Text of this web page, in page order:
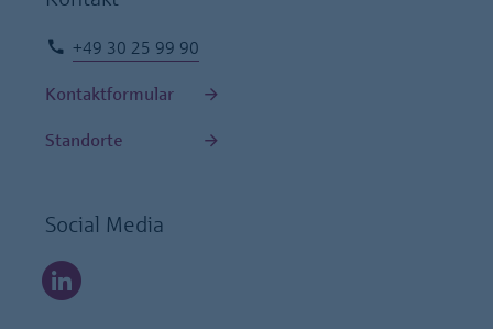
+49 30 25 99 90
Kontaktformular
Standorte
Social Media